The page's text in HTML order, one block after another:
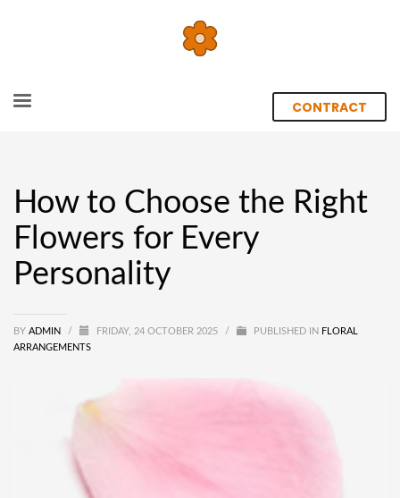
CONTRACT
How to Choose the Right
Flowers for Every
Personality
BY ADMIN / FRIDAY, 24 OCTOBER 2025 / PUBLISHED IN FLORAL
ARRANGEMENTS